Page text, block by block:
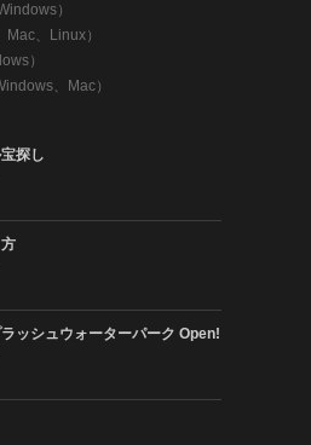
）
、Linux）
）
、Mac）
探し
ッシュウォーターパーク Open!